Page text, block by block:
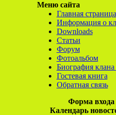
Меню сайта
Главная страница
Информация о
Downloads
Статьи
Форум
Фотоальбом
Биография
Гостевая книга
Обратная связь
Форма входа
Календарь